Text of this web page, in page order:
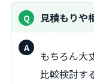
見積もり
答：
もちろん大
比較検討す